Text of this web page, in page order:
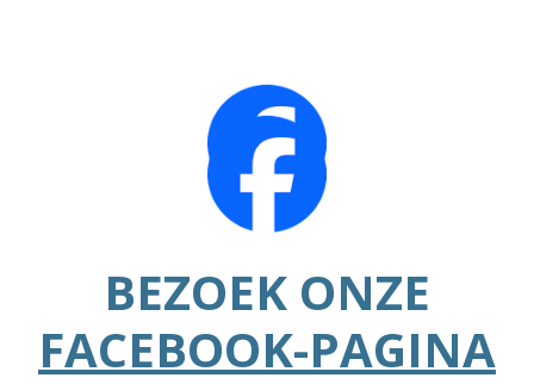
BEZOEK ONZE
FACEBOOK-PAGINA